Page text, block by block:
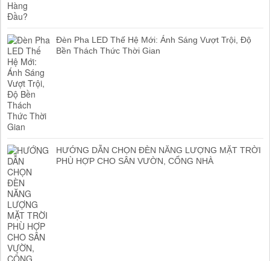
Đèn Pha LED Thế Hệ Mới: Ánh Sáng Vượt Trội, Độ
Bền Thách Thức Thời Gian
HƯỚNG DẪN CHỌN ĐÈN NĂNG LƯỢNG MẶT TRỜI
PHÙ HỢP CHO SÂN VƯỜN, CỔNG NHÀ